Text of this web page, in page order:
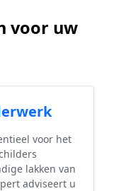
voor uw
voor het
lakken van
adviseert u